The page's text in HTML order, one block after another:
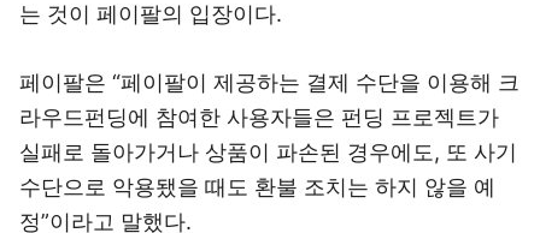
는 것이 페이팔의 입장이다.
페이팔은 “페이팔이 제공하는 결제 수단을 이용해 크
라우드펀딩에 참여한 사용자들은 펀딩 프로젝트가
실패로 돌아가거나 상품이 파손된 경우에도, 또 사기
수단으로 악용됐을 때도 환불 조치는 하지 않을 예
정”이라고 말했다.